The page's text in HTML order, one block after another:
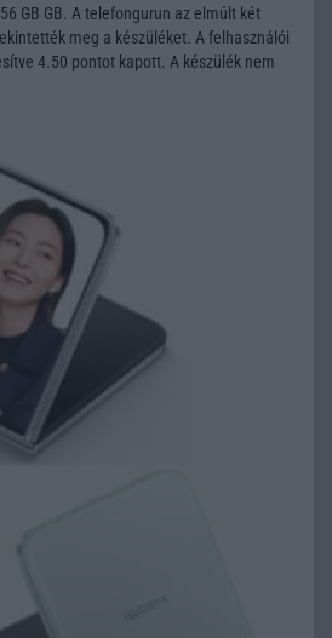
GB GB. A telefongurun az elmúlt két
meg a készüléket. A felhasználói
4.50 pontot kapott. A készülék nem